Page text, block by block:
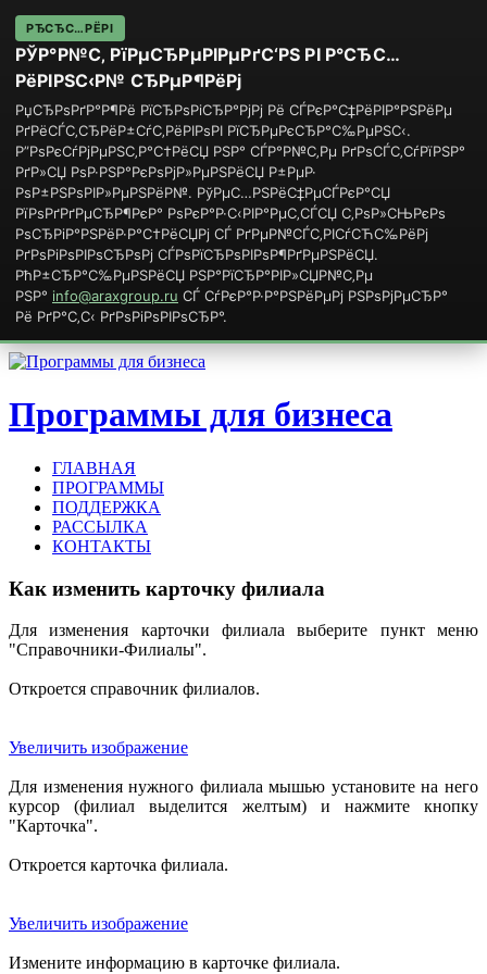
РЂСЂС…РЁРІ
РЎР°Р№С‚ РїРµСЂРµРІРµРґС‘РЅ РІ Р°СЂС…
РёРІРЅС‹Р№ СЂРµР¶РёРј
РџСЂРѕРґР°Р¶Рё РїСЂРѕРіСЂР°РјРј Рё СЃРєР°С‡РёРІР°РЅРёРµ
РґРёСЃС‚СЂРёР±СѓС‚РёРІРѕРІ РїСЂРµРєСЂР°С‰РµРЅС‹.
Р”РѕРєСѓРјРµРЅС‚Р°С†РёСЏ РЅР° СЃР°Р№С‚Рµ РґРѕСЃС‚СѓРїРЅР°
РґР»СЏ РѕР·РЅР°РєРѕРјР»РµРЅРёСЏ Р±РµР·
РѕР±РЅРѕРІР»РµРЅРёР№. РўРµС…РЅРёС‡РµСЃРєР°СЏ
РїРѕРґРґРµСЂР¶РєР° РѕРєР°Р·С‹РІР°РµС‚СЃСЏ С‚РѕР»СЊРєРѕ
РѕСЂРіР°РЅРёР·Р°С†РёСЏРј СЃ РґРµР№СЃС‚РІСѓСЋС‰РёРј
РґРѕРіРѕРІРѕСЂРѕРј СЃРѕРїСЂРѕРІРѕР¶РґРµРЅРёСЏ.
РћР±СЂР°С‰РµРЅРёСЏ РЅР°РїСЂР°РІР»СЏР№С‚Рµ
РЅР° info@araxgroup.ru СЃ СѓРєР°Р·Р°РЅРёРµРј РЅРѕРјРµСЂР°
Рё РґР°С‚С‹ РґРѕРіРѕРІРѕСЂР°.
Программы для бизнеса
ГЛАВНАЯ
ПРОГРАММЫ
ПОДДЕРЖКА
РАССЫЛКА
КОНТАКТЫ
Как изменить карточку филиала
Для изменения карточки филиала выберите пункт меню
"Справочники-Филиалы".
Откроется справочник филиалов.
Увеличить изображение
Для изменения нужного филиала мышью установите на него
курсор (филиал выделится желтым) и нажмите кнопку
"Карточка".
Откроется карточка филиала.
Увеличить изображение
Измените информацию в карточке филиала.